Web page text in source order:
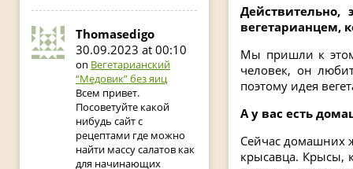
Thomasedigo
30.09.2023 at 00:10
on Вегетарианский
“Медовик” без яиц
Всем привет.
Посоветуйте какой
нибудь сайт с
рецептами где можно
найти массу салатов как
для начинающих
вегетарианцем,
Мы пришли к
человек, он
поэтому идея
А у вас есть
Сейчас домашних
крысавца. Крысы,